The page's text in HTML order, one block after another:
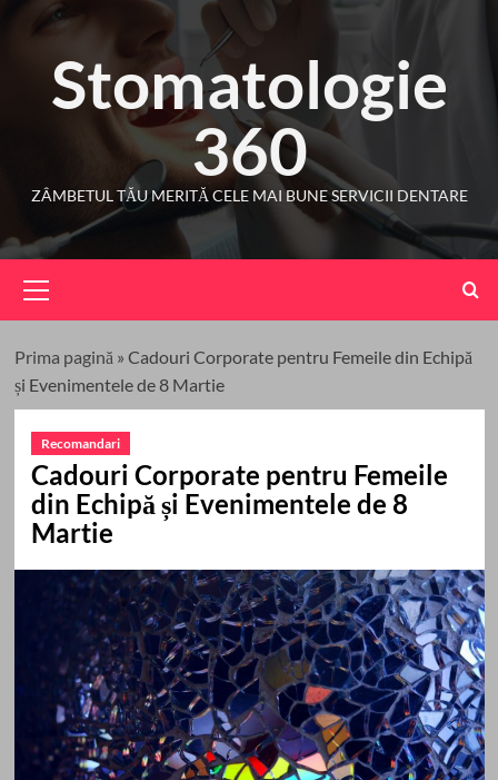
contentStomatologie
360
ZÂMBETUL TĂU MERITĂ CELE MAI BUNE SERVICII DENTARE
Menu
Prima pagină » Cadouri Corporate pentru Femeile din Echipă
și Evenimentele de 8 Martie
Recomandari
Cadouri Corporate pentru Femeile
din Echipă și Evenimentele de 8
Martie